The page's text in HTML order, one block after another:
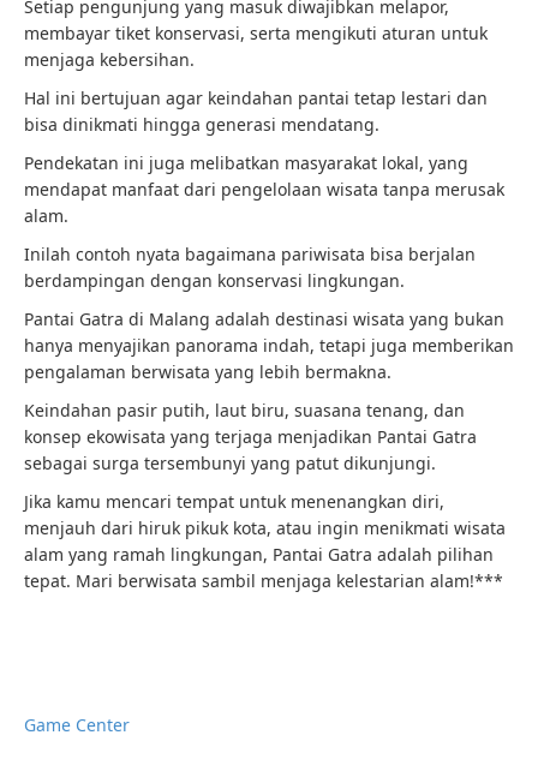
Setiap pengunjung yang masuk diwajibkan melapor,
membayar tiket konservasi, serta mengikuti aturan untuk
menjaga kebersihan.
Hal ini bertujuan agar keindahan pantai tetap lestari dan
bisa dinikmati hingga generasi mendatang.
Pendekatan ini juga melibatkan masyarakat lokal, yang
mendapat manfaat dari pengelolaan wisata tanpa merusak
alam.
Inilah contoh nyata bagaimana pariwisata bisa berjalan
berdampingan dengan konservasi lingkungan.
Pantai Gatra di Malang adalah destinasi wisata yang bukan
hanya menyajikan panorama indah, tetapi juga memberikan
pengalaman berwisata yang lebih bermakna.
Keindahan pasir putih, laut biru, suasana tenang, dan
konsep ekowisata yang terjaga menjadikan Pantai Gatra
sebagai surga tersembunyi yang patut dikunjungi.
Jika kamu mencari tempat untuk menenangkan diri,
menjauh dari hiruk pikuk kota, atau ingin menikmati wisata
alam yang ramah lingkungan, Pantai Gatra adalah pilihan
tepat. Mari berwisata sambil menjaga kelestarian alam!***
Game Center